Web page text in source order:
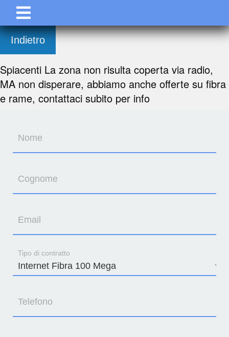
Indietro
Spiacenti La zona non risulta coperta via radio,
MA non disperare, abbiamo anche offerte su fibra
e rame, contattaci subito per info
Nome
Cognome
Email
Tipo di contratto
Telefono